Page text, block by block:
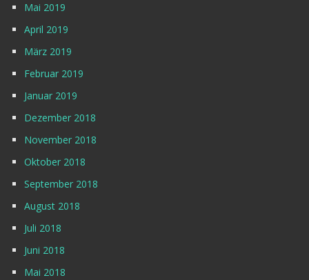
Mai 2019
April 2019
März 2019
Februar 2019
Januar 2019
Dezember 2018
November 2018
Oktober 2018
September 2018
August 2018
Juli 2018
Juni 2018
Mai 2018